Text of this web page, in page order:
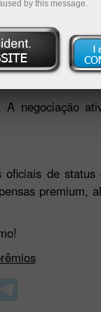
de viagem ou
— entregue
regras do
negociação
de
premium,
by this message.